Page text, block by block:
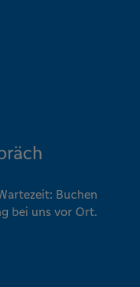
Buchen
bei uns vor Ort.